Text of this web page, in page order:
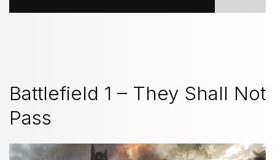
Battlefield 1 – They Shall Not
Pass